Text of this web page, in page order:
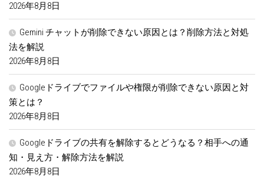
2026年8月8日
Gemini チャットが削除できない原因とは？削除方法と対処
法を解説
2026年8月8日
Googleドライブでファイルや権限が削除できない原因と対
策とは？
2026年8月8日
Googleドライブの共有を解除するとどうなる？相手への通
知・見え方・解除方法を解説
2026年8月8日